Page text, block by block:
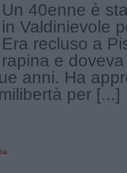
Un 40enne è
in Valdinievole
Era recluso a
rapina e
anni. Ha
per [...]